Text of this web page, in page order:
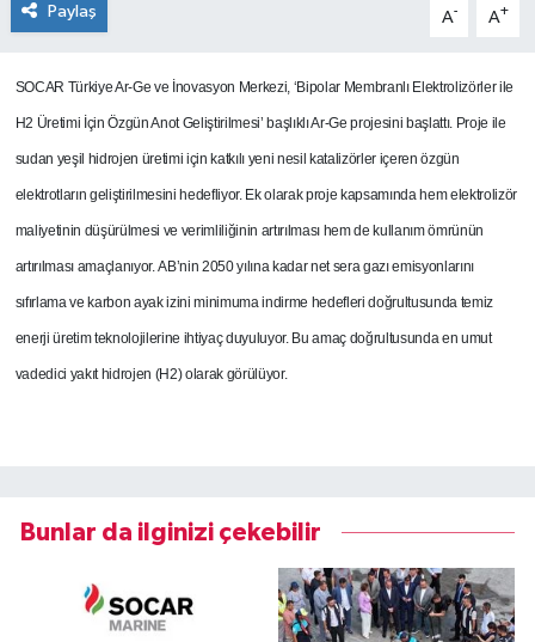
Paylaş A- A+
SOCAR Türkiye Ar-Ge ve İnovasyon Merkezi, ‘Bipolar Membranlı Elektrolizörler ile
H2 Üretimi İçin Özgün Anot Geliştirilmesi’ başlıklı Ar-Ge projesini başlattı. Proje ile
sudan yeşil hidrojen üretimi için katkılı yeni nesil katalizörler içeren özgün
elektrotların geliştirilmesini hedefliyor. Ek olarak proje kapsamında hem elektrolizör
maliyetinin düşürülmesi ve verimliliğinin artırılması hem de kullanım ömrünün
artırılması amaçlanıyor.AB’nin 2050 yılına kadar net sera gazı emisyonlarını
sıfırlama ve karbon ayak izini minimuma indirme hedefleri doğrultusunda temiz
enerji üretim teknolojilerine ihtiyaç duyuluyor. Bu amaç doğrultusunda en umut
vadedici yakıt hidrojen (H2) olarak görülüyor.
Bunlar da ilginizi çekebilir